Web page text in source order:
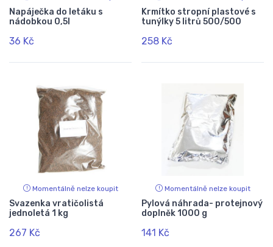
Napáječka do letáku s
nádobkou 0,5l
36 Kč
Krmítko stropní plastové s
tunýlky 5 litrů 500/500
258 Kč
Momentálně nelze koupit
Svazenka vratičolistá
jednoletá 1 kg
267 Kč
Momentálně nelze koupit
Pylová náhrada- protejnový
doplněk 1000 g
141 Kč